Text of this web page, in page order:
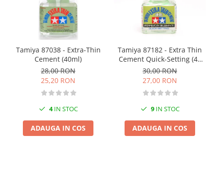
Sol Diorama
Materiale pentru sol
Apa Diorama
The Army Painter
Accesorii pictura The Army Painter
Speedpaints
Warpaints Fanatic
Seturi Vopsele
Speedpaint Markers
Accesorii pictura
Tamiya 87038 - Extra-Thin
Cement (40ml)
28,00 RON
25,20 RON
4IN STOC
ADAUGA IN COS
Tamiya 87182 - Extra Thin
Cement Quick-Setting (40
ml)
30,00 RON
27,00 RON
9IN STOC
ADAUGA IN COS